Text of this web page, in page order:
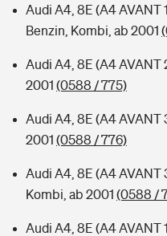
Audi A4, 8E (A4 AVANT
Benzin, Kombi, ab 2001
Audi A4, 8E (A4 AVANT
2001 (0588 / 775)
Audi A4, 8E (A4 AVANT
2001 (0588 / 776)
Audi A4, 8E (A4 AVANT
Kombi, ab 2001 (0588 /
Audi A4, 8E (A4 AVANT